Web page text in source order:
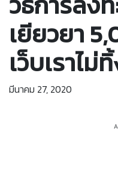
เยียวยา
เว็บเราไม่
มีนาคม 27, 2020